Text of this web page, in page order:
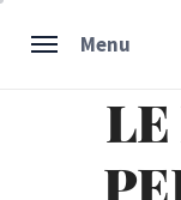
Menu